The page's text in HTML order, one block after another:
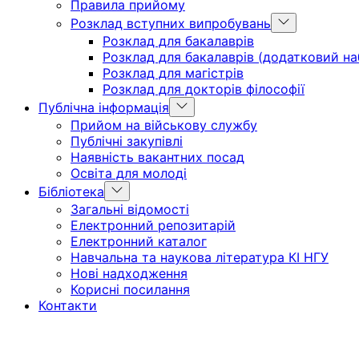
Правила прийому
Розклад вступних випробувань
Show
sub
Розклад для бакалаврів
Розклад для бакалаврів (додатковий
Розклад для магістрів
Розклад для докторів філософії
Публічна інформація
Show
sub
menu
Прийом на військову службу
Публічні закупівлі
Наявність вакантних посад
Освіта для молоді
Бібліотека
Show
sub
menu
Загальні відомості
Електронний репозитарій
Електронний каталог
Навчальна та наукова література КІ НГУ
Нові надходження
Корисні посилання
Контакти